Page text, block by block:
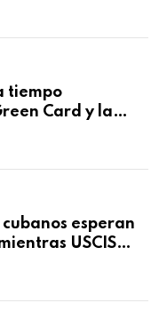
tiempo
Card y la
esperan
USCIS